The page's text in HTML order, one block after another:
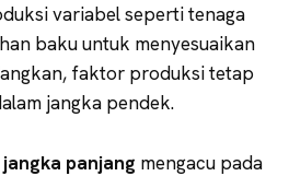
variabel seperti tenaga
baku untuk menyesuaikan
faktor produksi tetap
jangka pendek.
panjang mengacu pada